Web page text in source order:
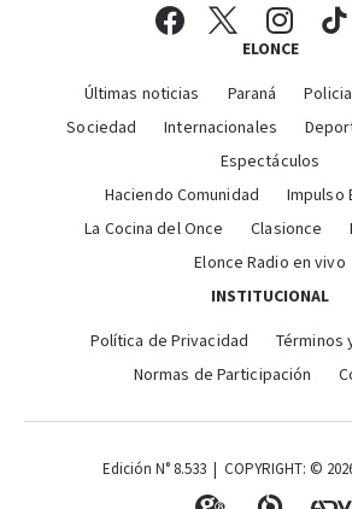
ELONCE
Últimas noticias Paraná
Sociedad
Internacionales
Espectáculos
Haciendo Comunidad
Impulso
La Cocina del Once
Clasionce
Elonce Radio en vivo
INSTITUCIONAL
Política de Privacidad
Términos
Normas de Participación
Edición N° 8.533 | COPYRIGHT: ©